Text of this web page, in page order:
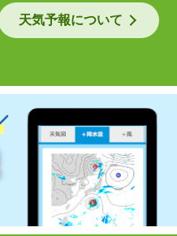
天気予報について